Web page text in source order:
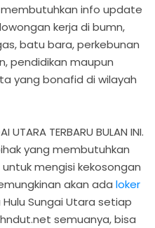
info update
kerja di bumn,
batu bara, perkebunan
pendidikan maupun
yang bonafid di wilayah
UTARA TERBARU BULAN INI.
yang membutuhkan
mengisi kekosongan
akan ada loker
Sungai Utara setiap
semuanya, bisa